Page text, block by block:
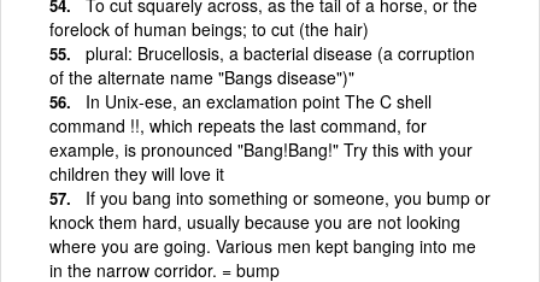
forelock of human beings; to cut (the hair)
plural: Brucellosis, a bacterial disease (a corruption
of the alternate name "Bangs disease")"
In Unix-ese, an exclamation point The C shell
command !!, which repeats the last command, for
example, is pronounced "Bang!Bang!" Try this with your
children they will love it
If you bang into something or someone, you bump or
knock them hard, usually because you are not looking
where you are going. Various men kept banging into me
in the narrow corridor. = bump